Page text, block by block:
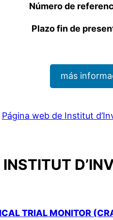
Número de
Plazo fin de
más
Página web de Institut
TRIAL MONITOR